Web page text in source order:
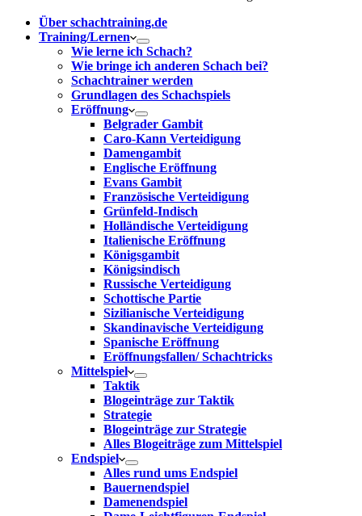
Über schachtraining.de
Training/Lernen
Wie lerne ich Schach?
Wie bringe ich anderen Schach bei?
Schachtrainer werden
Grundlagen des Schachspiels
Eröffnung
Belgrader Gambit
Caro-Kann Verteidigung
Damengambit
Englische Eröffnung
Evans Gambit
Französische Verteidigung
Grünfeld-Indisch
Holländische Verteidigung
Italienische Eröffnung
Königsgambit
Königsindisch
Russische Verteidigung
Schottische Partie
Sizilianische Verteidigung
Skandinavische Verteidigung
Spanische Eröffnung
Eröffnungsfallen/ Schachtricks
Mittelspiel
Taktik
Blogeinträge zur Taktik
Strategie
Blogeinträge zur Strategie
Alles Blogeiträge zum Mittelspiel
Endspiel
Alles rund ums Endspiel
Bauernendspiel
Damenendspiel